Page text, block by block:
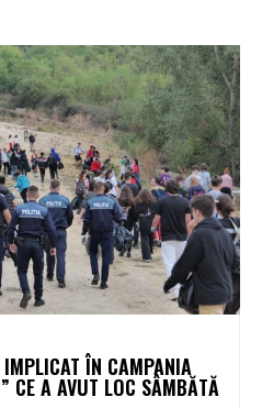
ÎN CAMPANIA
CE A AVUT LOC SÂMBĂTĂ